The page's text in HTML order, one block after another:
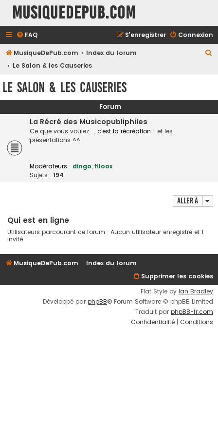
MusiqueDePub.com
FAQ Connexion
S’enregistrer
MusiqueDePub.com
Index du forum
Le Salon & les Causeries
r
Le Salon & les Causeries
Forum
La Récré des Musicopubliphiles
Ce que vous voulez ... c'est la récréation ! et les
présentations ^^
Modérateurs : dingo, fifoox
Sujets : 194
Aller à
Qui est en ligne
Utilisateurs parcourant ce forum : Aucun utilisateur enregistré et 1
invité
MusiqueDePub.com
Index du forum
Supprimer les cookies
Flat Style by Ian Bradley
Développé par phpBB® Forum Software © phpBB Limited
Traduit par phpBB-fr.com
Confidentialité | Conditions